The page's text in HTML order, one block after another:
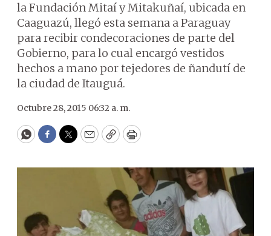
la Fundación Mitaí y Mitakuñaí, ubicada en
Caaguazú, llegó esta semana a Paraguay
para recibir condecoraciones de parte del
Gobierno, para lo cual encargó vestidos
hechos a mano por tejedores de ñandutí de
la ciudad de Itauguá.
Octubre 28, 2015 06:32 a. m.
WhatsApp
Facebook
Twitter
EmailCopyPrint